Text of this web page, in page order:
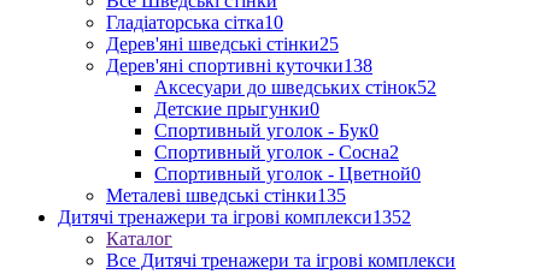
Гладіаторська сітка10
Дерев'яні шведські стінки25
Дерев'яні спортивні куточки138
Аксесуари до шведських стінок52
Детские прыгунки0
Спортивный уголок - Бук0
Спортивный уголок - Сосна2
Спортивный уголок - Цветной0
Металеві шведські стінки135
Дитячі тренажери та ігрові комплекси1352
Каталог
Все Дитячі тренажери та ігрові комплекси